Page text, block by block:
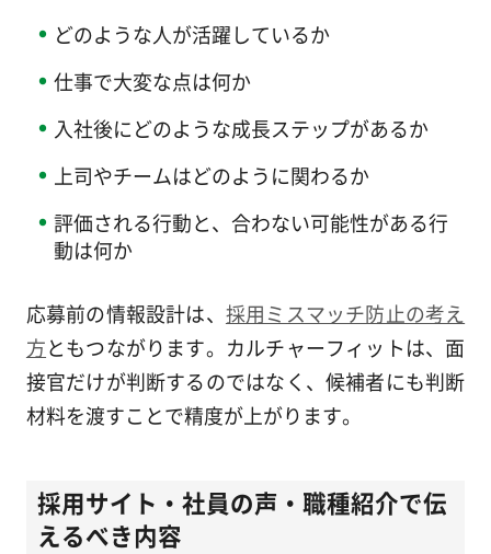
どのような人が活躍しているか
仕事で大変な点は何か
入社後にどのような成長ステップがあるか
上司やチームはどのように関わるか
評価される行動と、合わない可能性がある行
動は何か
応募前の情報設計は、 採用ミスマッチ防止の考え
方ともつながります。カルチャーフィットは、面
接官だけが判断するのではなく、候補者にも判断
材料を渡すことで精度が上がります。
採用サイト・社員の声・職種紹介で伝
えるべき内容